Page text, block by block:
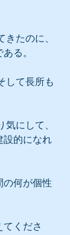
る。
設的になれ
の何が個性
てくださ